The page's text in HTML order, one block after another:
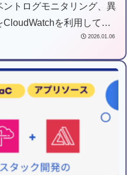
トログモニタリング、異
を利用して一
方法をまとめました。
2026.01.06